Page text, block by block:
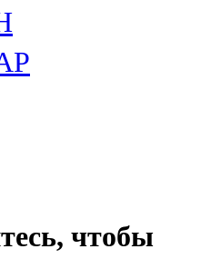
чтобы